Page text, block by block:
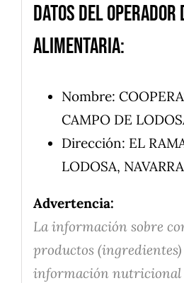
Datos del operador
alimentaria:
Nombre:
CAMPO DE
Dirección: EL
LODOSA,
Advertencia:
La información sobre
productos
información nutricional